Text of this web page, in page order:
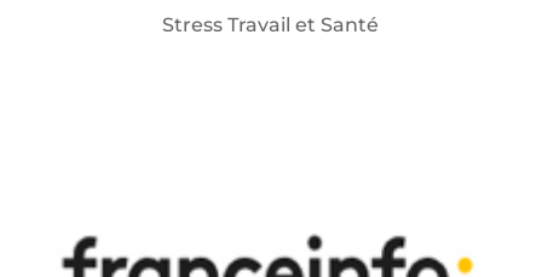
Stress Travail et Santé